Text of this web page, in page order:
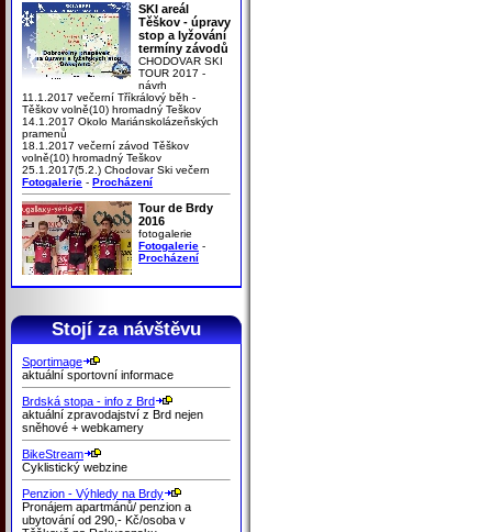
SKI areál
Těškov - úpravy
stop a lyžování
termíny závodů
CHODOVAR SKI
TOUR 2017 -
návrh
11.1.2017 večerní Tříkrálový běh -
Těškov volně(10) hromadný Teškov
14.1.2017 Okolo Mariánskolázeňských
pramenů
18.1.2017 večerní závod Těškov
volně(10) hromadný Teškov
25.1.2017(5.2.) Chodovar Ski večern
Fotogalerie - Procházení
Tour de Brdy
2016
fotogalerie
Fotogalerie -
Procházení
Stojí za návštěvu
Sportimage
aktuální sportovní informace
Brdská stopa - info z Brd
aktuální zpravodajství z Brd nejen
sněhové + webkamery
BikeStream
Cyklistický webzine
Penzion - Výhledy na Brdy
Pronájem apartmánů/ penzion a
ubytování od 290,- Kč/osoba v